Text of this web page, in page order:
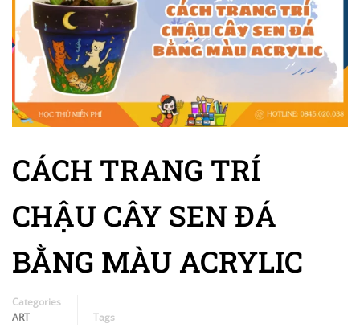
CÁCH TRANG TRÍ
CHẬU CÂY SEN ĐÁ
BẰNG MÀU ACRYLIC
Categories
ART
Tags